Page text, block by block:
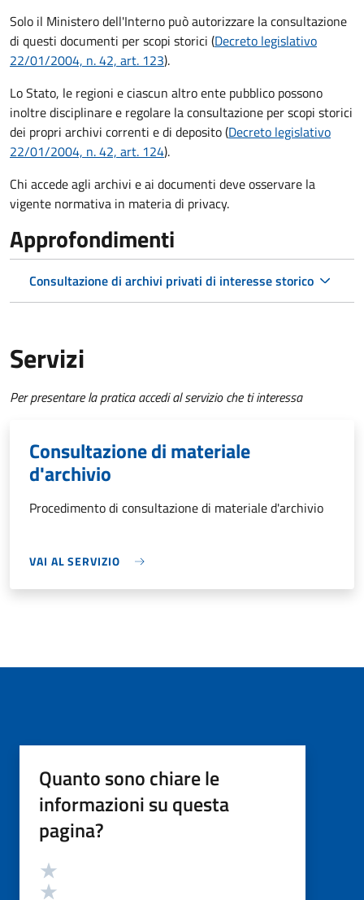
Solo il Ministero dell'Interno può autorizzare la consultazione
di questi documenti per scopi storici (Decreto legislativo
22/01/2004, n. 42, art. 123).
Lo Stato, le regioni e ciascun altro ente pubblico possono
inoltre disciplinare e regolare la consultazione per scopi storici
dei propri archivi correnti e di deposito (Decreto legislativo
22/01/2004, n. 42, art. 124).
Chi accede agli archivi e ai documenti deve osservare la
vigente normativa in materia di privacy.
Approfondimenti
Consultazione di archivi privati di interesse storico
Servizi
Per presentare la pratica accedi al servizio che ti interessa
Consultazione di materiale
d'archivio
Procedimento di consultazione di materiale d'archivio
VAI AL SERVIZIO
Quanto sono chiare le
informazioni su questa
pagina?
Valutazione